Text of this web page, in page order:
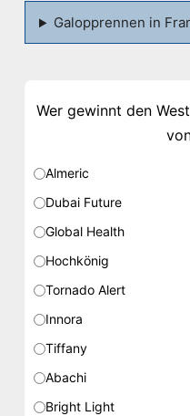
Galopprennen in
Wer gewinnt den
Almeric
Dubai Future
Global Health
Hochkönig
Tornado Alert
Innora
Tiffany
Abachi
Bright Light